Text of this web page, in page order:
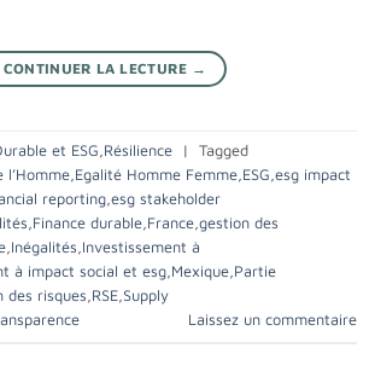
CONTINUER LA LECTURE →
et ESG,Résilience |
Tagged
l’Homme,Egalité Homme Femme,ESG,esg impact
reporting,esg stakeholder
,Finance durable,France,gestion des
,Inégalités,Investissement à
à impact social et esg,Mexique,Partie
des risques,RSE,Supply
Laissez un commentaire